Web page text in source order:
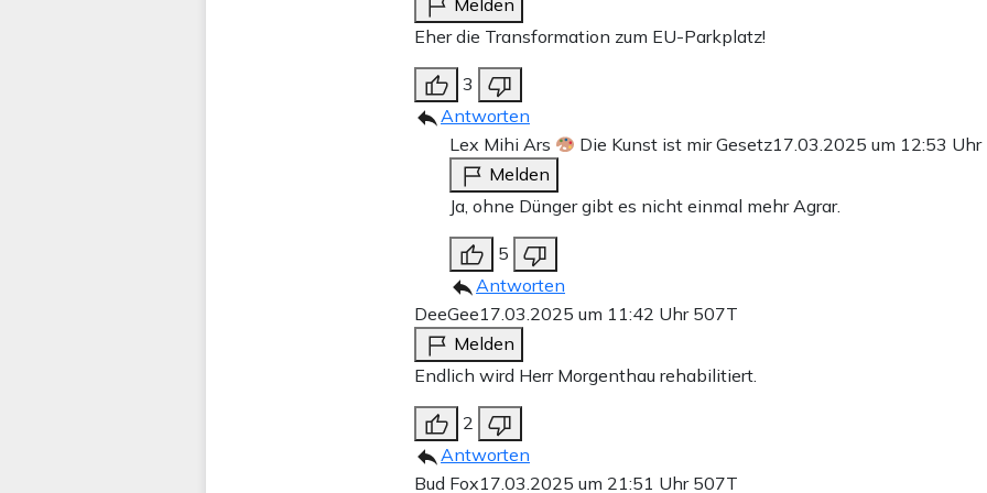
Melden
Eher die Transformation zum EU-Parkplatz!
3
Antworten
Lex Mihi Ars
Die Kunst ist mir Gesetz17.03.2025 um 12:53 Uhr
Melden
Ja, ohne Dünger gibt es nicht einmal mehr Agrar.
5
Antworten
DeeGee17.03.2025 um 11:42 Uhr 507T
Melden
Endlich wird Herr Morgenthau rehabilitiert.
2
Antworten
Bud Fox17.03.2025 um 21:51 Uhr 507T